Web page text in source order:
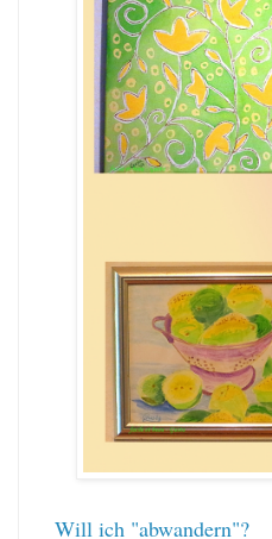
Will ich "abwandern"?